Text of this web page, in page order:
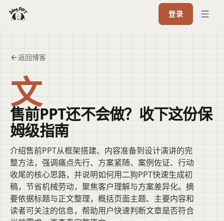
登录
返回博客
文
售前PPT还不会做？收下这份保
姆级指南
介绍售前PPT从框架搭建、内容准备到设计演讲的完
整方法，强调痛点先行、方案紧随、案例佐证、行动
收尾的核心思路，并说明如何用二狗PPT快速生成初
稿，节省机械劳动，聚焦客户理解与方案差异化。摘
要依据标题与正文整理，概括页面主题、主要内容和
读者可关注的信息，帮助用户快速判断文章是否符合